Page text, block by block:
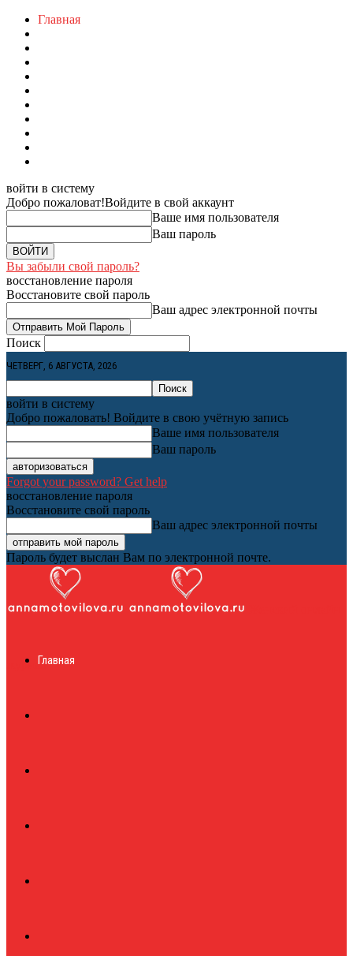
Главная
войти в систему
Добро пожаловат!Войдите в свой аккаунт
Ваше имя пользователя
Ваш пароль
Вы забыли свой пароль?
восстановление пароля
Восстановите свой пароль
Ваш адрес электронной почты
Поиск
ЧЕТВЕРГ, 6 АВГУСТА, 2026
войти в систему
Добро пожаловать! Войдите в свою учётную запись
Ваше имя пользователя
Ваш пароль
Forgot your password? Get help
восстановление пароля
Восстановите свой пароль
Ваш адрес электронной почты
Пароль будет выслан Вам по электронной почте.
журналГлавная